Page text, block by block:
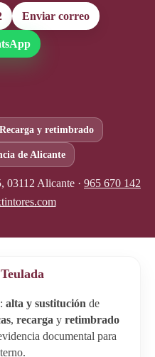
Enviar correo
Recarga y retimbrado
de Alicante
03112 Alicante · 965 670 142
alta y sustitución de
, recarga y retimbrado
documental para